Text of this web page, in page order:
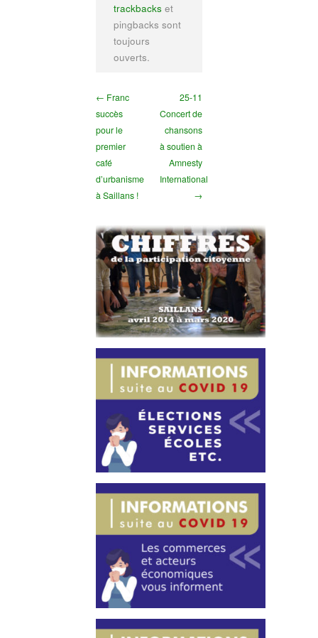
trackbacks et
pingbacks sont
toujours
ouverts.
← Franc
succès
pour le
premier
café
d’urbanisme
à Saillans !
25-11
Concert de
chansons
à soutien à
Amnesty
International
→